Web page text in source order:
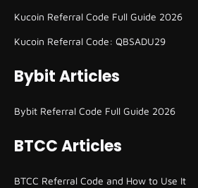
Kucoin Referral Code Full Guide 2026
Kucoin Referral Code: QBSADU29
Bybit Articles
Bybit Referral Code Full Guide 2026
BTCC Articles
BTCC Referral Code and How to Use It